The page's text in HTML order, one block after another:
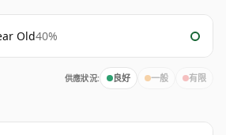
Old40%
供應狀況: 良好 一般 有限